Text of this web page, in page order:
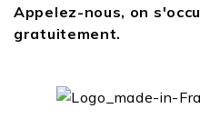
Appelez-nous, on
gratuitement.